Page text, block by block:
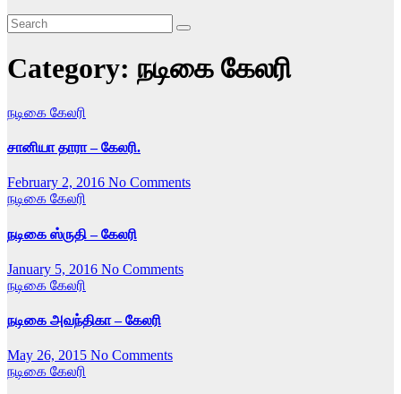
Category: நடிகை கேலரி
நடிகை கேலரி
சானியா தாரா – கேலரி.
February 2, 2016 No Comments
நடிகை கேலரி
நடிகை ஸ்ருதி – கேலரி
January 5, 2016 No Comments
நடிகை கேலரி
நடிகை அவந்திகா – கேலரி
May 26, 2015 No Comments
நடிகை கேலரி